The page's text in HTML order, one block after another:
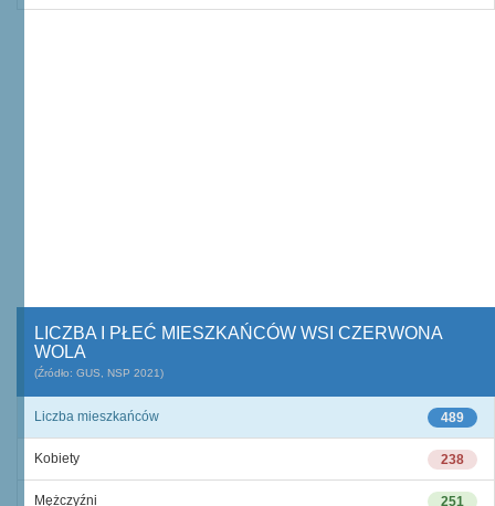
LICZBA I PŁEĆ MIESZKAŃCÓW WSI CZERWONA
WOLA
(Źródło: GUS, NSP 2021)
489
Liczba mieszkańców
238
Kobiety
251
Mężczyźni